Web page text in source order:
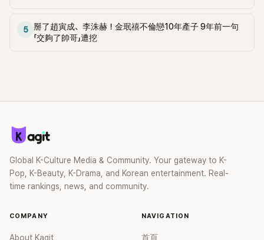
5
掰了趙寅成、李洙赫！金珉禧不倫戀10年產子 9年前一句
「交夠了帥哥」遭挖
Global K-Culture Media & Community. Your gateway to K-
Pop, K-Beauty, K-Drama, and Korean entertainment. Real-
time rankings, news, and community.
COMPANY
About Kagit
NAVIGATION
首頁